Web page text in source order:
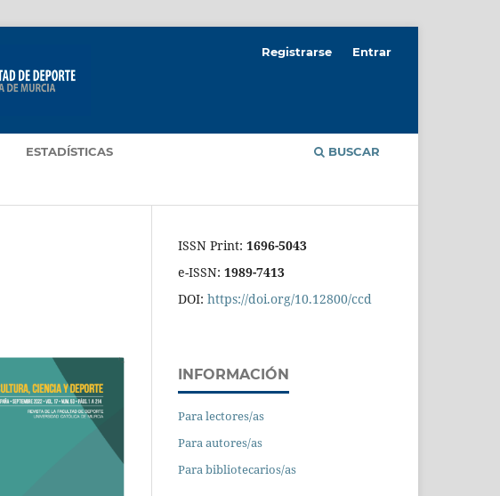
ESTADÍSTICAS BUSCAR
Registrarse Entrar
ISSN Print: 1696-5043
e-ISSN: 1989-7413
DOI: https://doi.org/10.12800/ccd
INFORMACIÓN
Para lectores/as
Para autores/as
Para bibliotecarios/as